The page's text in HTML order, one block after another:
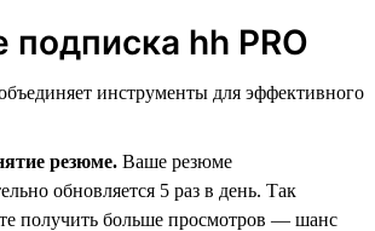
подписка hh PRO
инструменты для эффективного
резюме. Ваше резюме
обновляется 5 раз в день. Так
получить больше просмотров — шанс